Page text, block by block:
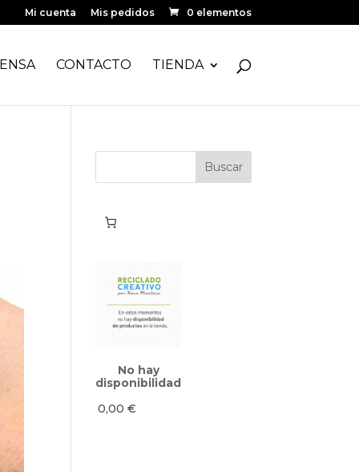
Mi cuenta Mis pedidos 0 elementos
CONTACTO TIENDA
No hay
disponibilidad
0,00€